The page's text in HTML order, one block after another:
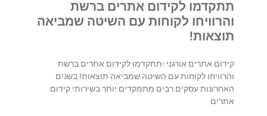
תתקדמו לקידום אתרים ברשת
והרוויחו לקוחות עם השיטה שמביאה
תוצאות!
קידום אתרים אורגני -תתקדמו לקידום אתרים ברשת
והרוויחו לקוחות עם השיטה שמביאה תוצאות! בשנים
האחרונות עסקים רבים מתמקדים יותר בשירותי קידום
אתרים